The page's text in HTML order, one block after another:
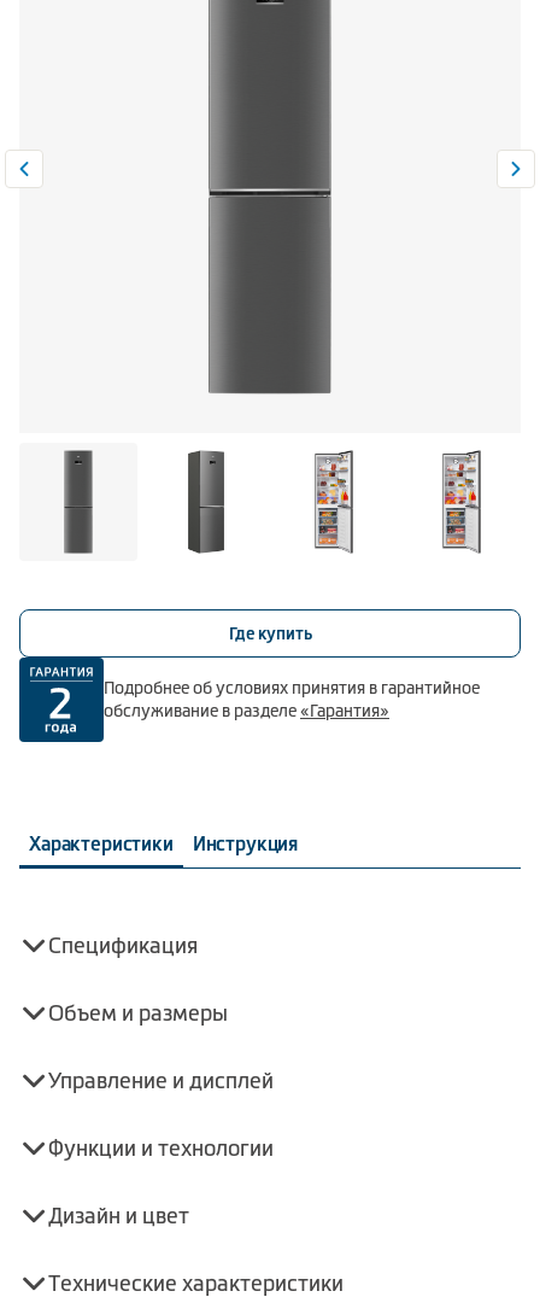
Где купить
Подробнее об условиях принятия в гарантийное
обслуживание в разделе«Гарантия»
Характеристики Инструкция
Спецификация
Объем и размеры
Управление и дисплей
Функции и технологии
Дизайн и цвет
Технические характеристики